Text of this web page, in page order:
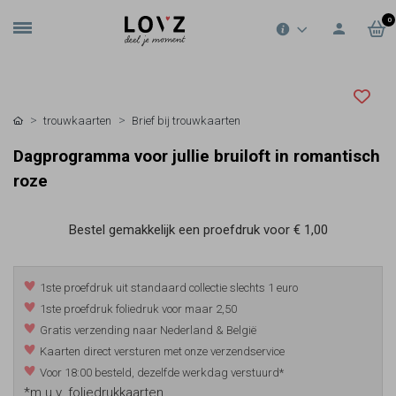
0
trouwkaarten Brief bij trouwkaarten
Dagprogramma voor jullie bruiloft in romantisch
roze
Bestel gemakkelijk een proefdruk voor € 1,00
1ste proefdruk uit standaard collectie slechts 1 euro
1ste proefdruk foliedruk voor maar 2,50
Gratis verzending naar Nederland & België
Kaarten direct versturen met onze verzendservice
Voor 18:00 besteld, dezelfde werkdag verstuurd*
*m.u.v. foliedrukkaarten